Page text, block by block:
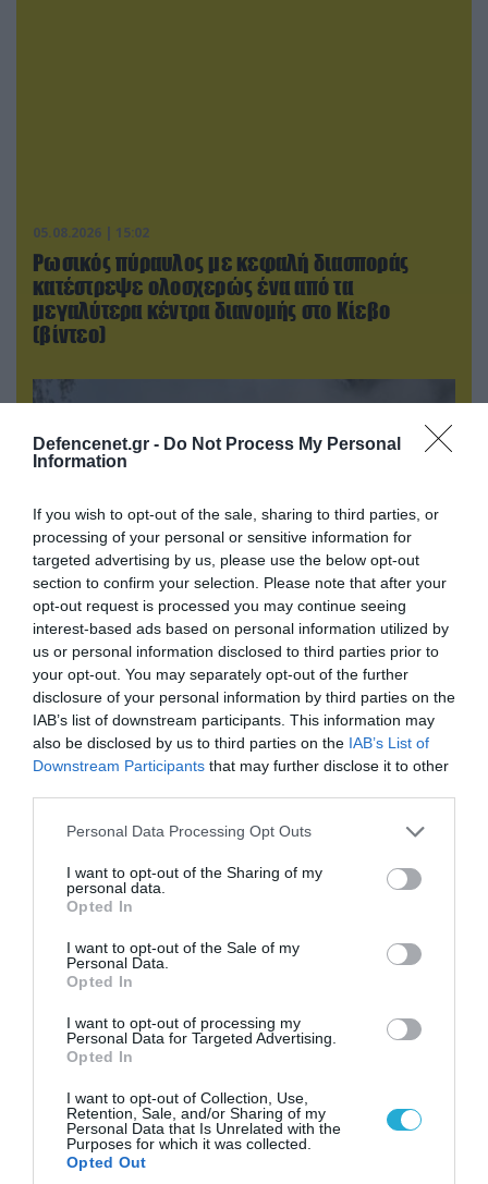
Defencenet.gr - Do Not Process My Personal
Information
If you wish to opt-out of the sale, sharing to third parties, or
processing of your personal or sensitive information for
targeted advertising by us, please use the below opt-out
section to confirm your selection. Please note that after your
opt-out request is processed you may continue seeing
interest-based ads based on personal information utilized by
us or personal information disclosed to third parties prior to
your opt-out. You may separately opt-out of the further
disclosure of your personal information by third parties on the
IAB’s list of downstream participants. This information may
also be disclosed by us to third parties on the IAB’s List of
Downstream Participants that may further disclose it to other
Please note that this website/app uses one or more Google
not limited to your visit or usage behaviour. You may click to
grant or deny consent to Google and its third-party tags to
use your data for below specified purposes in below Google
consent section.
Personal Data Processing Opt Outs
I want to opt-out of the Sharing of my
personal data.
Opted In
I want to opt-out of the Sale of my
Personal Data.
Opted In
I want to opt-out of processing my
Personal Data for Targeted Advertising.
Opted In
I want to opt-out of Collection, Use,
Retention, Sale, and/or Sharing of my
Personal Data that Is Unrelated with the
Purposes for which it was collected.
Opted Out
05.08.2026 | 15:02
Ρωσικός πύραυλος με κεφαλή διασποράς
κατέστρεψε ολοσχερώς ένα από τα
μεγαλύτερα κέντρα διανομής στο Κίεβο
(βίντεο)
05.08.2026 | 22:02
Αδειάζουν το Κραματόρσκ οι Ουκρανοί:
Έκτακτη εκκένωση στην πόλη μετά την
αιφνιδιαστική προώθηση των Ρώσων (βίντεο)
05.08.2026 | 15:02
ΗΠΑ: Σε εξέλιξη έρευνα της FAA για
περιστατικό με το προεδρικό ελικόπτερο
Marine One που μετέφερε τον Ν.Τραμπ